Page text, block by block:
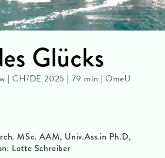
Glücks
| CH/DE 2025 | 79 min | OmeU
MSc. AAM, Univ.Ass.in Ph.D,
Lotte Schreiber